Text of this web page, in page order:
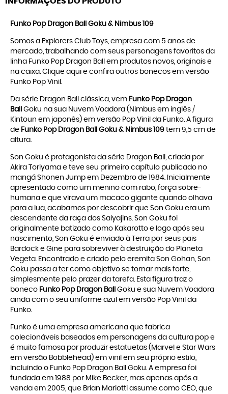
Funko Pop Dragon Ball Goku & Nimbus 109
Somos a Explorers Club Toys, empresa com 5 anos de
mercado, trabalhando com seus personagens favoritos da
linha Funko Pop Dragon Ball
em produtos novos, originais e
na caixa. Clique aqui e confira outros bonecos em versão
Funko Pop Vinil .
Da série Dragon Ball clássica, vem Funko Pop Dragon
Ball
Goku na sua Nuvem Voadora (Nimbus em inglês /
Kintoun em japonês) em versão Pop Vinil da Funko. A figura
de Funko Pop Dragon Ball Goku & Nimbus 109 tem 9,5 cm de
altura.
Son Goku é protagonista da série Dragon Ball, criada por
Akira Toriyama e teve seu primeiro capítulo publicado no
mangá Shonen Jump em Dezembro de 1984. Inicialmente
apresentado como um menino com rabo, força sobre-
humana e que virava um macaco gigante quando olhava
para a lua, acabamos por descobrir que Son Goku era um
descendente da raça dos Saiyajins. Son Goku foi
originalmente batizado como Kakarotto e logo após seu
nascimento, Son Goku é enviado à Terra por seus pais
Bardock e Gine para sobreviver à destruição do Planeta
Vegeta. Encontrado e criado pelo eremita Son Gohan, Son
Goku passa a ter como objetivo se tornar mais forte,
simplesmente pelo prazer da tarefa. Esta figura traz o
boneco Funko Pop Dragon Ball
Goku e sua Nuvem Voadora
ainda com o seu uniforme azul em versão Pop Vinil da
Funko.
Funko é uma empresa americana que fabrica
colecionáveis baseados em personagens da cultura pop e
é muito famosa por produzir estatuetas (Marvel e Star Wars
em versão Bobblehead) em vinil em seu próprio estilo,
incluindo o Funko Pop Dragon Ball Goku. A empresa foi
fundada em 1988 por Mike Becker, mas apenas após a
venda em 2005, que Brian Mariotti assume como CEO, que